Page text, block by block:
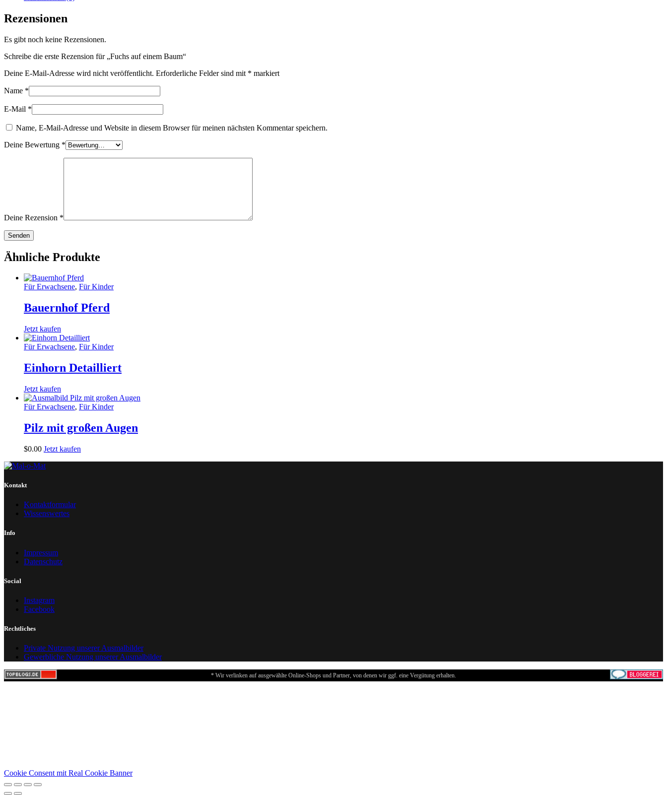
Rezensionen
Es gibt noch keine Rezensionen.
Schreibe die erste Rezension für „Fuchs auf einem Baum“
Deine E-Mail-Adresse wird nicht veröffentlicht. Erforderliche Felder sind mit * markiert
Name *
E-Mail *
Name, E-Mail-Adresse und Website in diesem Browser für meinen nächsten Kommentar speichern.
Deine Bewertung *
Deine Rezension *
Ähnliche Produkte
Für Erwachsene, Für Kinder
Bauernhof Pferd
Jetzt kaufen
Für Erwachsene, Für Kinder
Einhorn Detailliert
Jetzt kaufen
Für Erwachsene, Für Kinder
Pilz mit großen Augen
$0.00 Jetzt kaufen
Kontakt
Kontaktformular
Wissenswertes
Info
Impressum
Datenschutz
Social
Instagram
Facebook
Rechtliches
Private Nutzung unserer Ausmalbilder
Gewerbliche Nutzung unserer Ausmalbilder
* Wir verlinken auf ausgewählte Online-Shops und Partner, von denen wir ggf. eine Vergütung erhalten.
Cookie Consent mit Real Cookie Banner